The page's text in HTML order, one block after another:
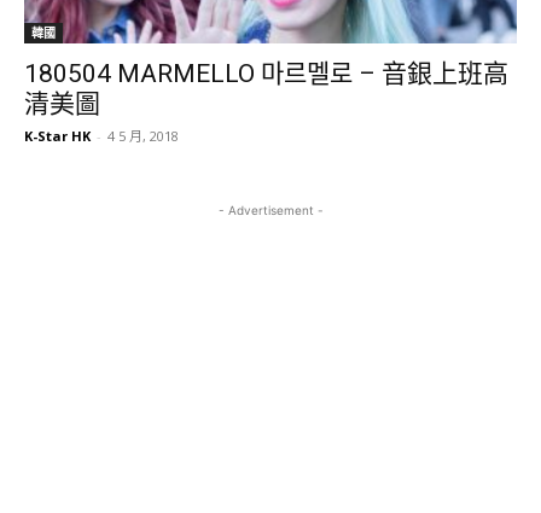
韓國
180504 MARMELLO 마르멜로 – 音銀上班高
清美圖
K-Star HK - 4 5 月, 2018
- Advertisement -